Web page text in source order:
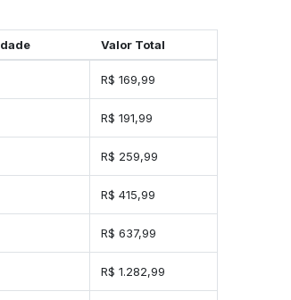
Valor Total
R$ 169,99
R$ 191,99
R$ 259,99
R$ 415,99
R$ 637,99
R$ 1.282,99